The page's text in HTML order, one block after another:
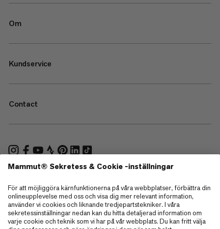
Om
Kundservice
Contact
—
Sitemap